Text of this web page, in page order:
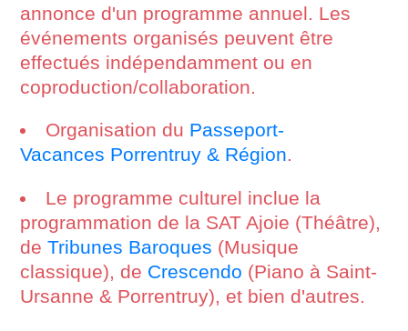
annonce d'un programme annuel. Les
événements organisés peuvent être
effectués indépendamment ou en
coproduction/collaboration.
Organisation du Passeport-
Vacances Porrentruy & Région.
Le programme culturel inclue la
programmation de la SAT Ajoie (Théâtre),
deTribunes Baroques (Musique
classique), de Crescendo (Piano à Saint-
Ursanne & Porrentruy), et bien d'autres.